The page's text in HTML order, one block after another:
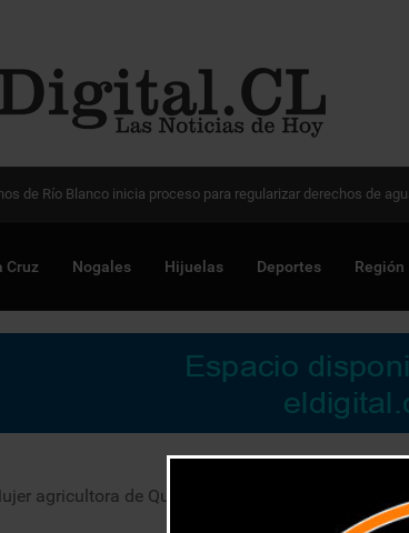
la gestión pública avanza en Chile para optimizar proyectos
Cruz Nogales Hijuelas Deportes Región
agricultora de Quillota representará a la región